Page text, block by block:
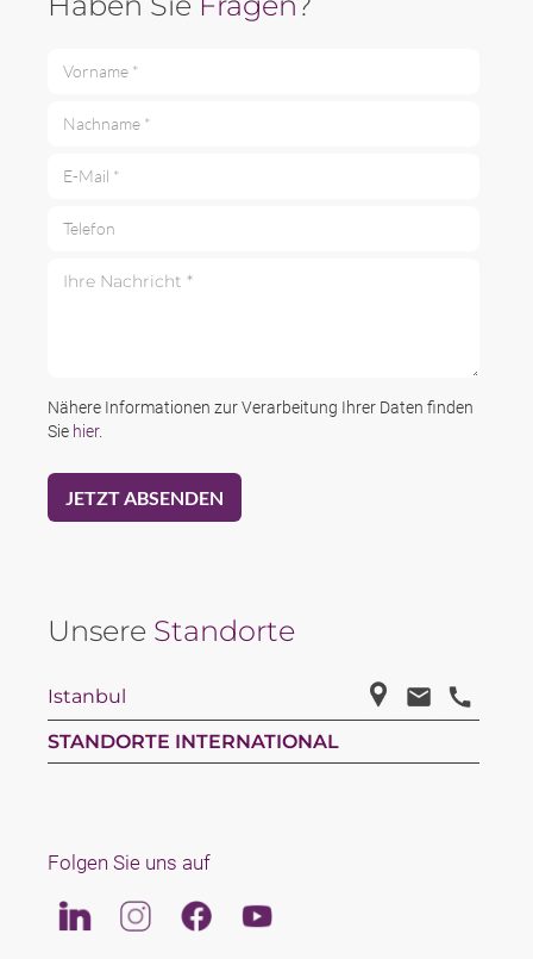
Nähere Informationen zur Verarbeitung Ihrer Daten finden
Sie hier.
Unsere Standorte
Istanbul
STANDORTE INTERNATIONAL
Folgen Sie uns auf
LinkedinInstagramFacebookYoutube